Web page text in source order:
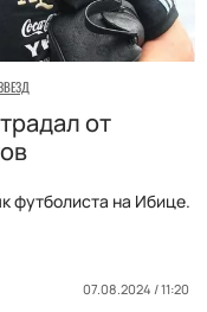
от
футболиста на Ибице.
07.08.2024 / 11:20